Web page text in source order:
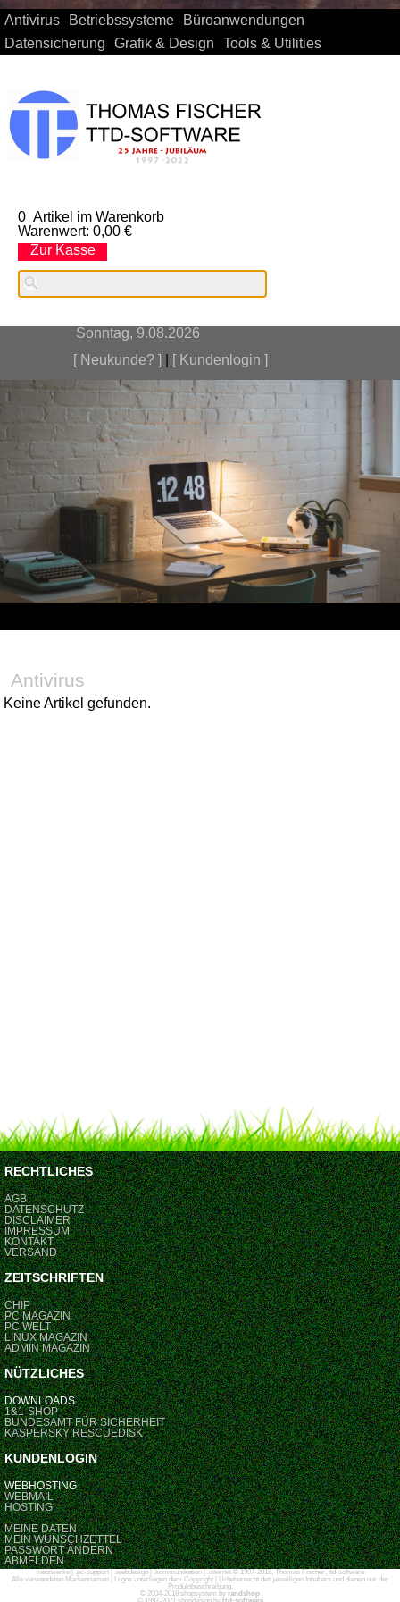
Antivirus Betriebssysteme
Büroanwendungen
Datensicherung
Grafik & Design Tools & Utilities
0 Artikel im Warenkorb
Warenwert: 0,00 €
Zur Kasse
Sonntag, 9.08.2026
[ Neukunde? ]
[ Kundenlogin ]
Antivirus
Keine Artikel gefunden.
RECHTLICHES
AGB
DATENSCHUTZ
DISCLAIMER
IMPRESSUM
KONTAKT
VERSAND
ZEITSCHRIFTEN
CHIP
PC MAGAZIN
PC WELT
LINUX MAGAZIN
ADMIN MAGAZIN
NÜTZLICHES
DOWNLOADS
1&1-SHOP
BUNDESAMT FÜR SICHERHEIT
KASPERSKY RESCUEDISK
KUNDENLOGIN
WEBHOSTING
WEBMAIL
HOSTING
MEINE DATEN
MEIN WUNSCHZETTEL
PASSWORT ÄNDERN
ABMELDEN
.netzwerke | .pc-support | .webdesign | .kommunikation | .internet © 1997-2018, Thomas Fischer, ttd-software
Alle verwendeten Markennamen | Logos unterliegen dem Copyright | Urheberrecht des jeweiligen Inhabers und dienen nur der
Produktbeschreibung.
© 2004-2018 shopsystem by randshop